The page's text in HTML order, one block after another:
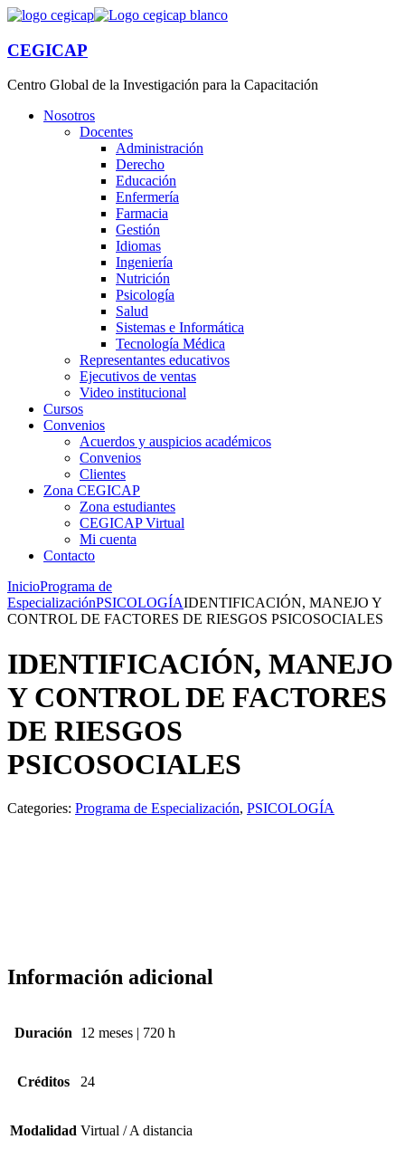
CEGICAP
Centro Global de la Investigación para la Capacitación
Nosotros
Docentes
Administración
Derecho
Educación
Enfermería
Farmacia
Gestión
Idiomas
Ingeniería
Nutrición
Psicología
Salud
Sistemas e Informática
Tecnología Médica
Representantes educativos
Ejecutivos de ventas
Video institucional
Cursos
Convenios
Acuerdos y auspicios académicos
Convenios
Clientes
Zona CEGICAP
Zona estudiantes
CEGICAP Virtual
Mi cuenta
Contacto
InicioPrograma de
EspecializaciónPSICOLOGÍAIDENTIFICACIÓN, MANEJO Y
CONTROL DE FACTORES DE RIESGOS PSICOSOCIALES
IDENTIFICACIÓN, MANEJO
Y CONTROL DE FACTORES
DE RIESGOS
PSICOSOCIALES
Categories: Programa de Especialización, PSICOLOGÍA
Información adicional
Duración 12 meses | 720 h
Créditos 24
Modalidad Virtual / A distancia